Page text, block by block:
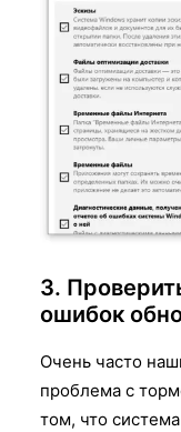
3.
ошибок
Очень часто
проблема с
том, что